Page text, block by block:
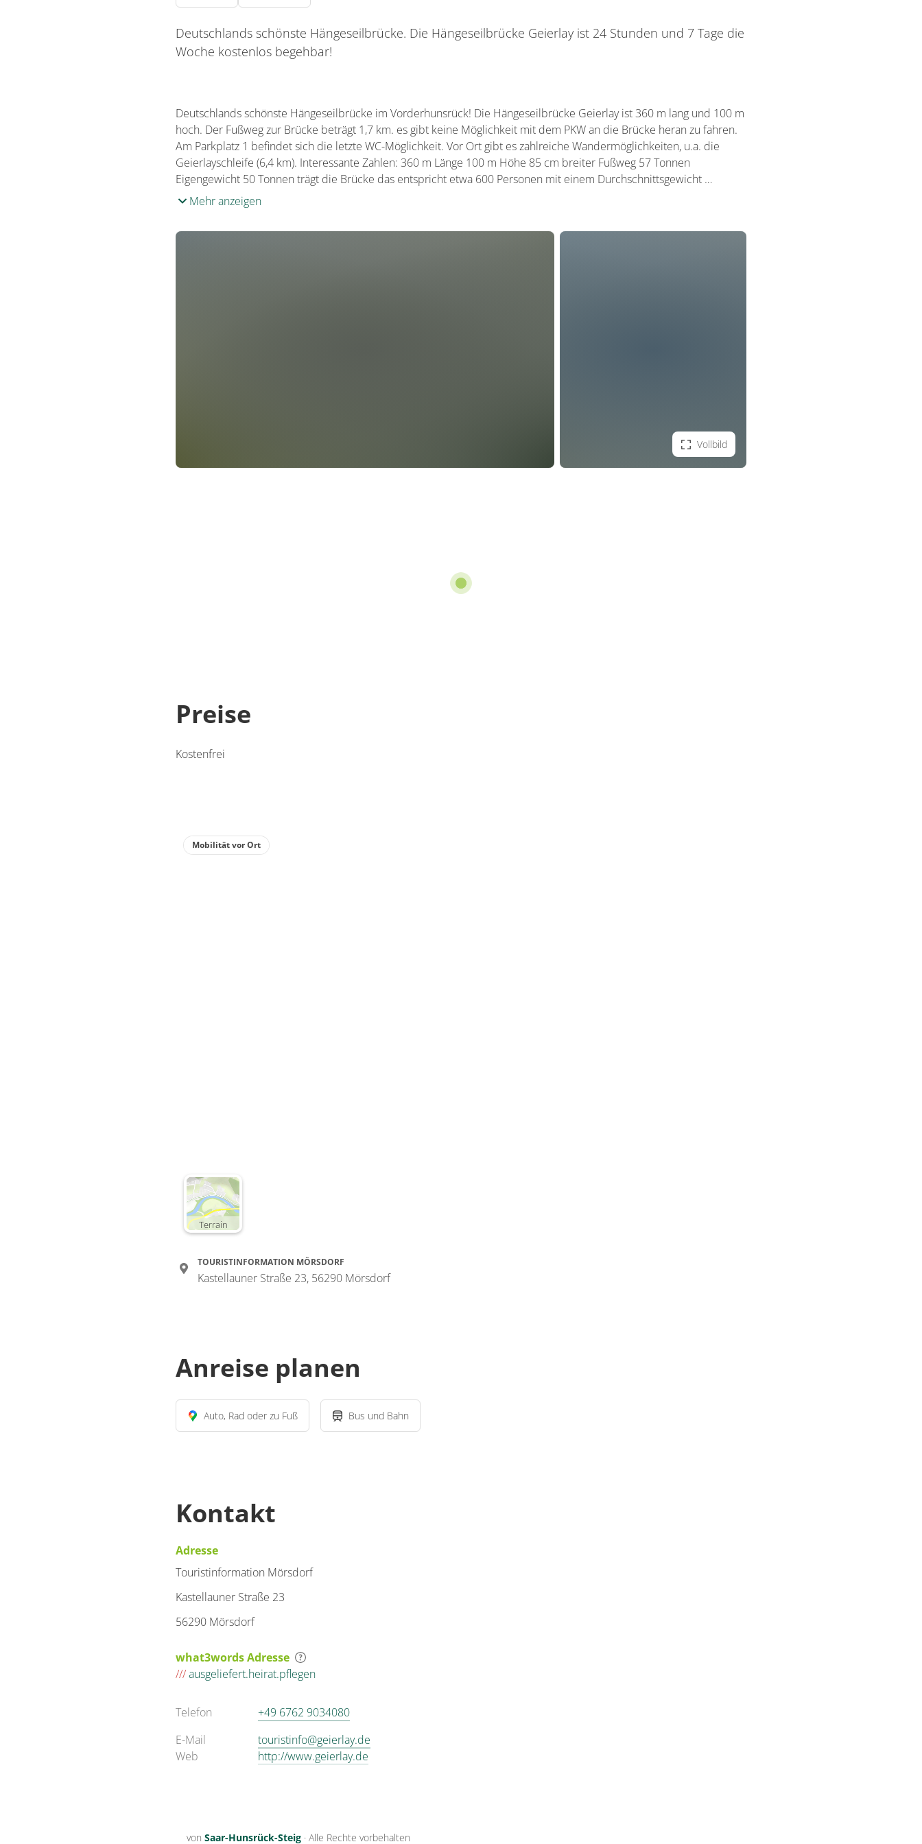
Deutschlands schönste Hängeseilbrücke. Die Hängeseilbrücke Geierlay ist 24 Stunden und 7 Tage die
Woche kostenlos begehbar!
Deutschlands schönste Hängeseilbrücke im Vorderhunsrück! Die Hängeseilbrücke Geierlay ist 360 m lang und 100 m
hoch. Der Fußweg zur Brücke beträgt 1,7 km. es gibt keine Möglichkeit mit dem PKW an die Brücke heran zu fahren.
Am Parkplatz 1 befindet sich die letzte WC-Möglichkeit. Vor Ort gibt es zahlreiche Wandermöglichkeiten, u.a. die
Geierlayschleife (6,4 km). Interessante Zahlen: 360 m Länge 100 m Höhe 85 cm breiter Fußweg 57 Tonnen
Eigengewicht 50 Tonnen trägt die Brücke das entspricht etwa 600 Personen mit einem Durchschnittsgewicht …
Mehr anzeigen
Vollbild
Preise
Kostenfrei
Terrain
Mobilität vor Ort
TOURISTINFORMATION MÖRSDORF
Kastellauner Straße 23, 56290 Mörsdorf
Anreise planen
Auto, Rad oder zu Fuß Bus und Bahn
Kontakt
Adresse
Touristinformation Mörsdorf
Kastellauner Straße 23
56290 Mörsdorf
what3words Adresse
///ausgeliefert.heirat.pflegen
Telefon
+49 6762 9034080
E-Mail
touristinfo@geierlay.de
Web
http://www.geierlay.de
von Saar-Hunsrück-Steig · Alle Rechte vorbehalten